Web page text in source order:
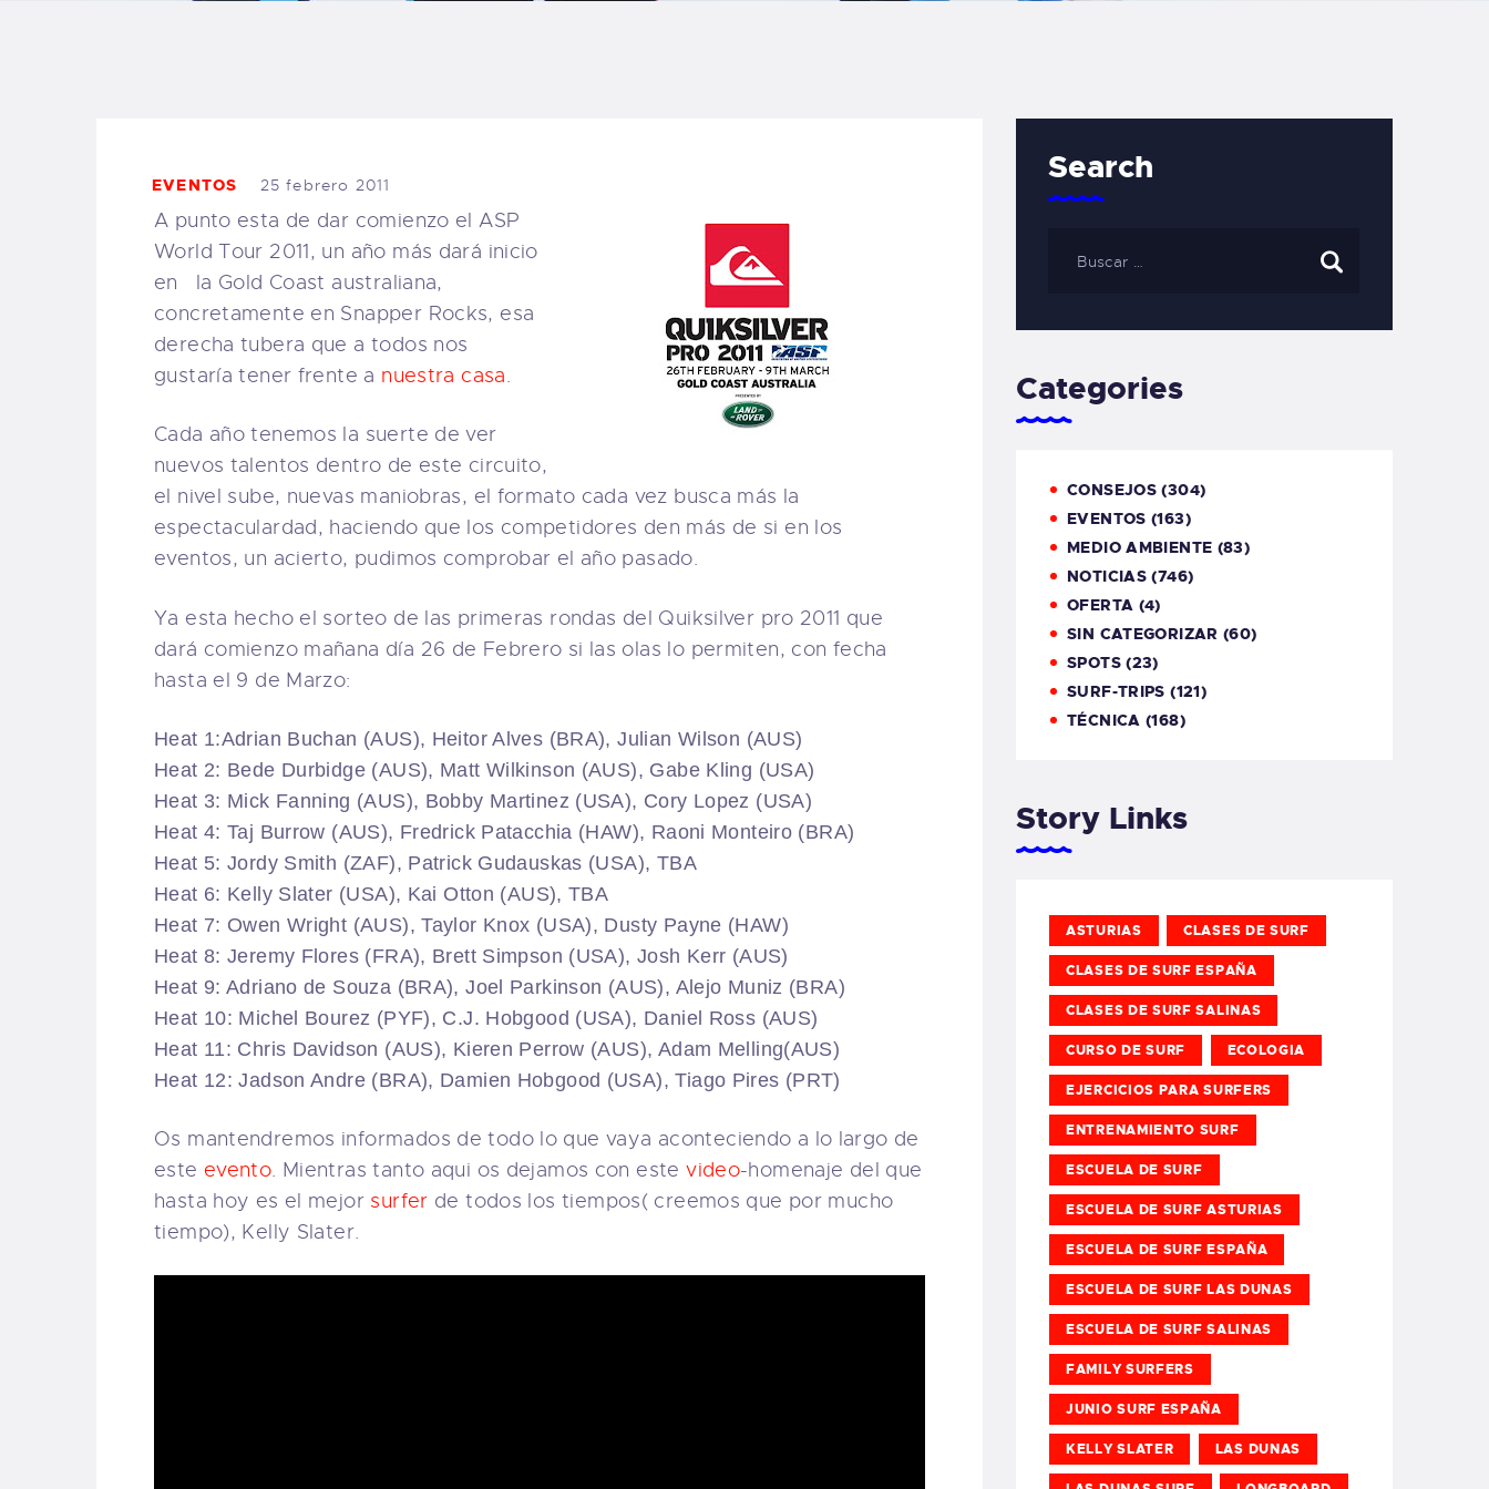
CARRITO
TIENDA FAMILY
SURFERS
WEBCAM SALINAS
PEDIDOS
EVENTOS 25 febrero 2011
A punto esta de dar comienzo el ASP
World Tour 2011, un año más dará inicio
en la Gold Coast australiana,
concretamente en Snapper Rocks, esa
derecha tubera que a todos nos
gustaría tener frente a nuestra casa.
Cada año tenemos la suerte de ver
nuevos talentos dentro de este circuito,
el nivel sube, nuevas maniobras, el formato cada vez busca más la
espectaculardad, haciendo que los competidores den más de si en los
eventos, un acierto, pudimos comprobar el año pasado.
Ya esta hecho el sorteo de las primeras rondas del Quiksilver pro 2011 que
dará comienzo mañana día 26 de Febrero si las olas lo permiten, con fecha
hasta el 9 de Marzo:
Heat 1:Adrian Buchan (AUS), Heitor Alves (BRA), Julian Wilson (AUS)
Heat 2: Bede Durbidge (AUS), Matt Wilkinson (AUS), Gabe Kling (USA)
Heat 3: Mick Fanning (AUS), Bobby Martinez (USA), Cory Lopez (USA)
Heat 4: Taj Burrow (AUS), Fredrick Patacchia (HAW), Raoni Monteiro (BRA)
Heat 5: Jordy Smith (ZAF), Patrick Gudauskas (USA), TBA
Heat 6: Kelly Slater (USA), Kai Otton (AUS), TBA
Heat 7: Owen Wright (AUS), Taylor Knox (USA), Dusty Payne (HAW)
Heat 8: Jeremy Flores (FRA), Brett Simpson (USA), Josh Kerr (AUS)
Heat 9: Adriano de Souza (BRA), Joel Parkinson (AUS), Alejo Muniz (BRA)
Heat 10: Michel Bourez (PYF), C.J. Hobgood (USA), Daniel Ross (AUS)
Heat 11: Chris Davidson (AUS), Kieren Perrow (AUS), Adam Melling(AUS)
Heat 12: Jadson Andre (BRA), Damien Hobgood (USA), Tiago Pires (PRT)
Os mantendremos informados de todo lo que vaya aconteciendo a lo largo de
este evento. Mientras tanto aqui os dejamos con estevideo-homenaje del que
hasta hoy es el mejor surfer de todos los tiempos( creemos que por mucho
tiempo), Kelly Slater.
Search
Categories
CONSEJOS (304)
EVENTOS (163)
MEDIO AMBIENTE (83)
NOTICIAS (746)
OFERTA (4)
SIN CATEGORIZAR (60)
SPOTS(23)
SURF-TRIPS (121)
TÉCNICA (168)
Story Links
ASTURIAS CLASES DE SURF
CLASES DE SURF ESPAÑA
CLASES DE SURF SALINAS
CURSO DE SURF ECOLOGIA
EJERCICIOS PARA SURFERS
ENTRENAMIENTO SURF
ESCUELA DE SURF
ESCUELA DE SURF ASTURIAS
ESCUELA DE SURF ESPAÑA
ESCUELA DE SURF LAS DUNAS
ESCUELA DE SURF SALINAS
FAMILY SURFERS
JUNIO SURF ESPAÑA
KELLY SLATER LAS DUNAS